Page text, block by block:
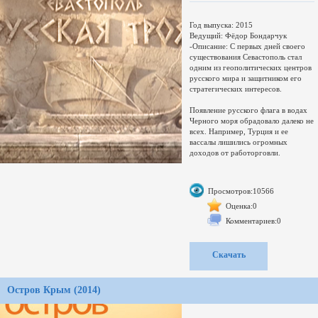
Год выпуска: 2015
Ведущий: Фёдор Бондарчук
-Описание: С первых дней своего
существования Севастополь стал
одним из геополитических центров
русского мира и защитником его
стратегических интересов.
Появление русского флага в водах
Черного моря обрадовало далеко не
всех. Например, Турция и ее
вассалы лишились огромных
доходов от работорговли.
из Крыма, англичане даже
объединились со своими давними
соперниками – французами. К ним
присоединились Турция и
Сардиния.
французская эскадра подошла к
берегам Крыма. Вторжение
осуществлялось для защиты от
Просмотров:10566
Оценка:0
Комментариев:0
Скачать
Остров Крым (2014)